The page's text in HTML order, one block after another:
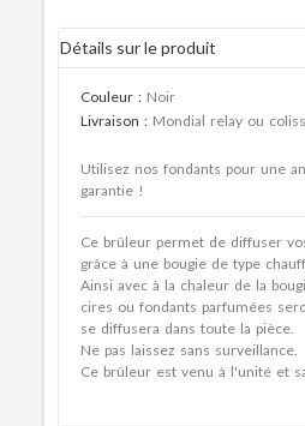
Détails sur le produit
Couleur : Noir
Livraison : Mondial relay ou
Utilisez nos fondants pour une
garantie !
Ce brûleur permet de diffuser
grâce à une bougie de type
Ainsi avec à la chaleur de la
cires ou fondants parfumées
se diffusera dans toute la pièce.
Ne pas laissez sans surveillance.
Ce brûleur est venu à l'unité et